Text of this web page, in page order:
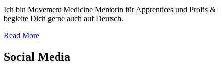
Ich bin Movement Medicine Mentorin für Apprentices und Profis &
begleite Dich gerne auch auf Deutsch.
Read More
Social Media